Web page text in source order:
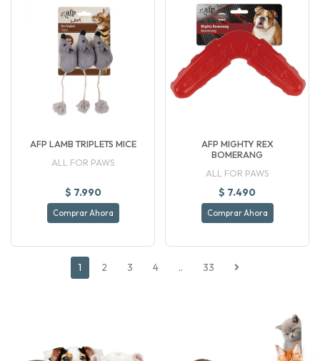
AFP LAMB TRIPLETS MICE
ALL FOR PAWS
$ 7.990
Comprar Ahora
AFP MIGHTY REX
BOMERANG
ALL FOR PAWS
$ 7.490
Comprar Ahora
1 2 3 4 .. 33